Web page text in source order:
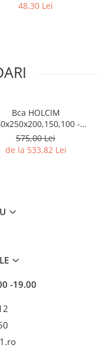
kg
48,30 Lei
Bca HOLCIM
-
pret/mc
575,00 Lei
de la 533,82 Lei
-19.00